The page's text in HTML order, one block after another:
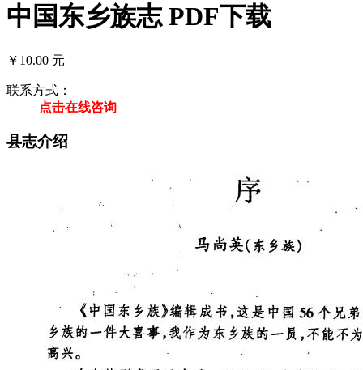
中国东乡族志 PDF下载
￥10.00 元
联系方式：
点击在线咨询
县志介绍